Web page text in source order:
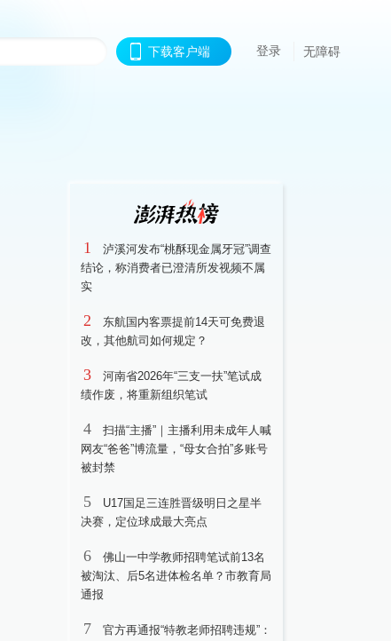
下载客户端 登录 无障碍
1
泸溪河发布“桃酥现金属牙冠”调查
结论，称消费者已澄清所发视频不属
实
2
东航国内客票提前14天可免费退
改，其他航司如何规定？
3
河南省2026年“三支一扶”笔试成
绩作废，将重新组织笔试
4
扫描“主播”｜主播利用未成年人喊
网友“爸爸”博流量，“母女合拍”多账号
被封禁
5
U17国足三连胜晋级明日之星半
决赛，定位球成最大亮点
6
佛山一中学教师招聘笔试前13名
被淘汰、后5名进体检名单？市教育局
通报
7
官方再通报“特教老师招聘违规”：